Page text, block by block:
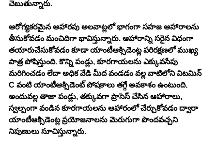
చెబుతున్నారు.
ఆరోగ్యకరమైన ఆహారపు అలవాట్లలో భాగంగా సహజ ఆహారాలను
తీసుకోవడం మంచిదిగా భావిస్తున్నారు. ఆహారాన్ని సరైన విధంగా
తయారుచేసుకోవడం కూడా యాంటీఆక్సిడెంట్ల పరిరక్షణలో ముఖ్య
పాత్ర పోషిస్తుంది. కొన్ని పండ్లు, కూరగాయలను ఎక్కువసేపు
మరిగించడం లేదా అధిక వేడి మీద వండడం వల్ల వాటిలోని విటమిన్
C వంటి యాంటీఆక్సిడెంట్ పోషకాలు తగ్గే అవకాశం ఉంటుంది.
అందువల్ల తాజా పండ్లు, తక్కువగా ప్రాసెస్ చేసిన ఆహారాలు,
స్వల్పంగా వండిన కూరగాయలను ఆహారంలో చేర్చుకోవడం ద్వారా
యాంటీఆక్సిడెంట్ల ప్రయోజనాలను మెరుగుగా పొందవచ్చని
నిపుణులు సూచిస్తున్నారు.